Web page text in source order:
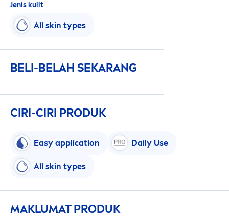
Jenis kulit
All skin types
BELI-BELAH SEKARANG
CIRI-CIRI PRODUK
Easy application Daily Use
All skin types
MAKLUMAT PRODUK